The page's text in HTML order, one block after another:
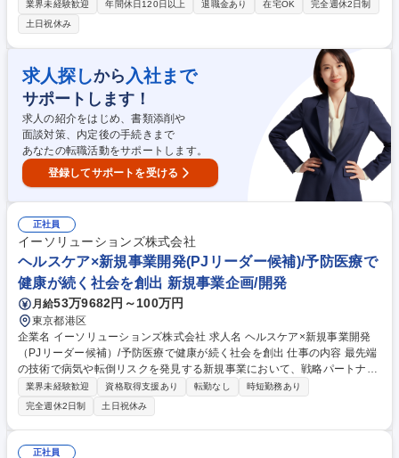
提供する子育て事業のデジタル化を推進し、住民の利便性向上・自治体業
務の効率化に貢献。全国への拡販増加に伴う増員募集です！ ▼企画担当
（プロダクトオーナー）の主な役割・業務内容 ・要求整理、仕様策定 ・
開発チームへの指示、品質管理 ・UI/UX案の作成 募集職種 全国在住OK
【企画担当/PO】子育て領域行政DX/プライム上場/フルリモートOK
業界未経験歓迎 年間休日120日以上 退職金あり 在宅OK
完全週休2日制
土日祝休み
求人探しから 入社まで
サポートします！
求人の紹介をはじめ、書類添削や
面談対策、内定後の手続きまで
あなたの転職活動をサポートします。
登録してサポートを受ける
正社員
イーソリューションズ株式会社
ヘルスケア×新規事業開発(PJリーダー候補)/予防医療で
健康が続く社会を創出 新規事業企画/開発
月給53万9682円～100万円
東京都港区
企業名 イーソリューションズ株式会社 求人名 ヘルスケア×新規事業開発
（PJリーダー候補）/予防医療で健康が続く社会を創出 仕事の内容 最先端
の技術で病気や転倒リスクを発見する新規事業において、戦略パートナー
への出資・協業提案から、現場での実証実験、共同マーケティングまで、
自ら泥臭く手を動かし推進する主導者を募集します。 ■未来の社会図（シ
ナリオ）の設計：5～10年後に必要なヘルスケア技術やインフラを考え、
事業構想を自ら練り上げます。 ■協働者を集める：大手企業や病院へ「出
資・協業」の提案を行い、実務の最前線に立ってプロジェクトを立ち上げ
業界未経験歓迎 資格取得支援あり 転勤なし
時短勤務あり
完全週休2日制
土日祝休み
正社員